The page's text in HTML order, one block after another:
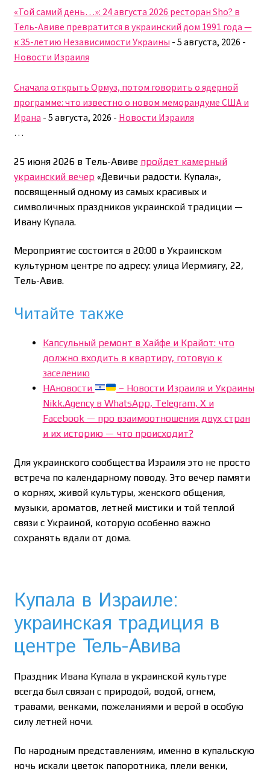
Страница-меню-2
«Той самий день…»: 24 августа 2026 ресторан Sho? в
Тель-Авиве превратится в украинский дом 1991 года —
к 35-летию Независимости Украины - 5 августа, 2026 -
Новости Израиля
Сначала открыть Ормуз, потом говорить о ядерной
программе: что известно о новом меморандуме США и
Ирана - 5 августа, 2026 - Новости Израиля
…
25 июня 2026 в Тель-Авиве пройдет камерный
украинский вечер«Девичьи радости. Купала»,
посвященный одному из самых красивых и
символичных праздников украинской традиции —
Ивану Купала.
Мероприятие состоится в 20:00 в Украинском
культурном центре по адресу: улица Иермиягу, 22,
Тель-Авив.
Читайте также
Капсульный ремонт в Хайфе и Крайот: что
должно входить в квартиру, готовую к
заселению
НАновости
– Новости Израиля и Украины
Nikk.Agency в WhatsApp, Telegram, X и
Facebook — про взаимоотношения двух стран
и их историю — что происходит?
Для украинского сообщества Израиля это не просто
встреча по календарному поводу. Это вечер памяти
о корнях, живой культуры, женского общения,
музыки, ароматов, летней мистики и той теплой
связи с Украиной, которую особенно важно
сохранять вдали от дома.
Купала в Израиле:
украинская традиция в
центре Тель-Авива
Праздник Ивана Купала в украинской культуре
всегда был связан с природой, водой, огнем,
травами, венками, пожеланиями и верой в особую
силу летней ночи.
По народным представлениям, именно в купальскую
ночь искали цветок папоротника, плели венки,